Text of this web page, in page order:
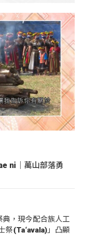
ni｜萬山部落勇
，現今配合族人工
祭(Ta‘avala)」凸顯